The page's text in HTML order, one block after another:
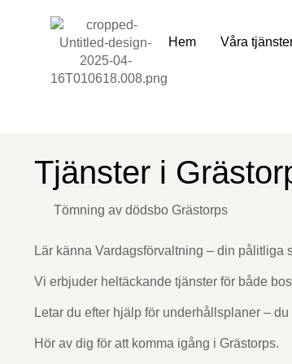
Hem Våra
Tjänster i
Tömning av dödsbo Grästorps
Lär känna Vardagsförvaltning – din pålitliga
Vi erbjuder heltäckande tjänster för både
Letar du efter hjälp för underhållsplaner –
Hör av dig för att komma igång i Grästorps.